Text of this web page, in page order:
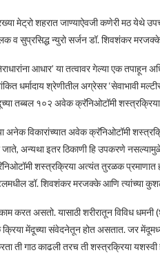
मेट्रो शहरात जाण्याऐवजी कणेरी मठ येथे
व सुप्रसिद्ध न्युरो सर्जन डॉ. शिवशंकर
आधार’ या तत्वावर गेल्या एक तपाहून
धर्मादाय श्रेणीतील अग्रेसर ‘सेवाभावी
तब्बल १०२ अवेक क्रॅनिओटॉमी
अनेक विकारांच्यात अवेक क्रॅनिओटॉमी
जाते, अन्यथा इतर ठिकाणी हि उपकरणे
शस्त्रक्रिया अत्यंत तुरळक प्रमाणात
डॉ. शिवशंकर मरजक्के आणि त्यांच्या
करत असतो. यासाठी शरीरातून विविध धमनी
मेंदूच्या संवेदनेतून होत असतात. जर मेंदूमध्ये
ती गाठ काढली तरच ती शस्त्रक्रिया